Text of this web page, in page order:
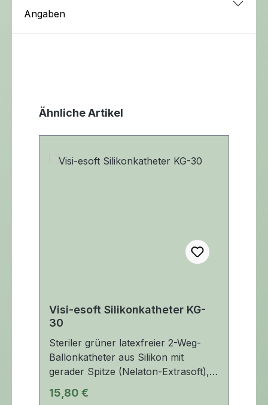
Angaben
Produktgalerie überspringen
Ähnliche Artikel
Visi-esoft Silikonkatheter KG-
30
Steriler grüner latexfreier 2-Weg-
Ballonkatheter aus Silikon mit
gerader Spitze (Nelaton-Extrasoft), 2
aufgeklebten Ballon. Der Katheter ist
Regulärer Preis:
15,80 €